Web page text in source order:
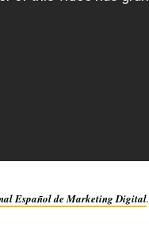
Español de Marketing Digital.